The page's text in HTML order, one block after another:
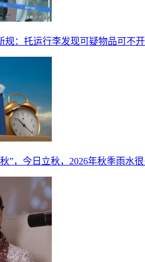
规：托运行李发现可疑物品可不
”，今日立秋，2026年秋季雨水很